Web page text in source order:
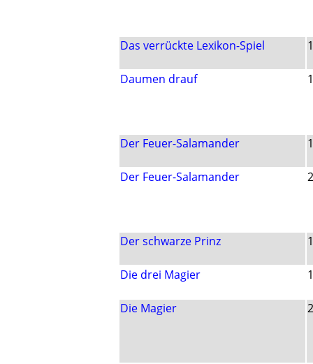
Das verrückte Lexikon-Spiel
Daumen drauf
Der Feuer-Salamander
Der Feuer-Salamander
Der schwarze Prinz
Die drei Magier
Die Magier